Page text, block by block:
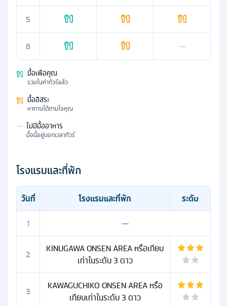
5
6 —
มื้อเพื่อคุณ
รวมในค่าทัวร์แล้ว
มื้ออิสระ
หาทานได้ตามใจคุณ
— ไม่มีมื้ออาหาร
มื้อนี้อยู่นอกเวลาทัวร์
โรงแรมและที่พัก
วันที่ โรงแรมและที่พัก
ระดับ
1
—
2
KINUGAWA ONSEN AREA หรือเทียบ
เท่าในระดับ 3 ดาว
3
KAWAGUCHIKO ONSEN AREA หรือ
เทียบเท่าในระดับ 3 ดาว